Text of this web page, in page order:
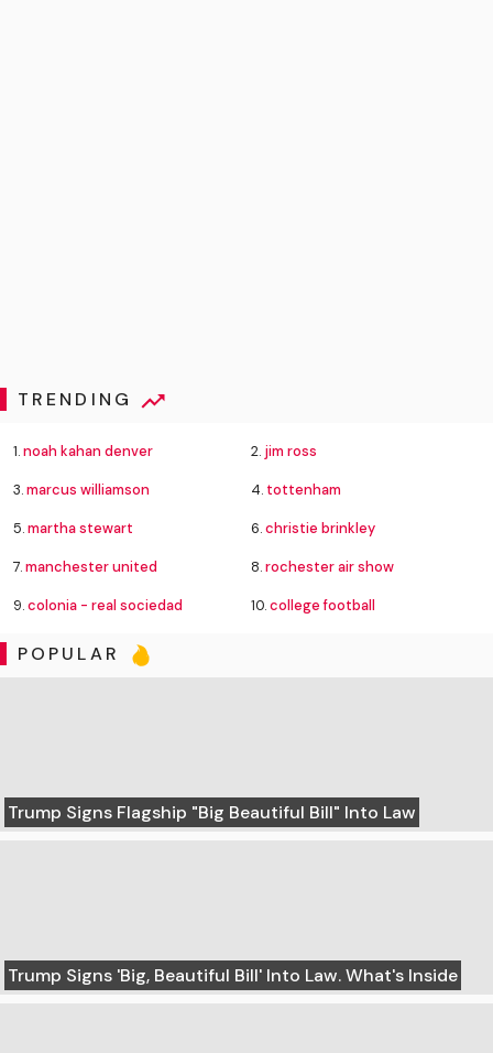
TRENDING
1.noah kahan denver 2. jim ross
3.marcus williamson 4. tottenham
5.martha stewart 6.christie brinkley
7.manchester united 8.rochester air show
9.colonia - real sociedad 10.college football
POPULAR
Trump Signs Flagship "Big Beautiful Bill" Into Law
Trump Signs 'Big, Beautiful Bill' Into Law. What's Inside